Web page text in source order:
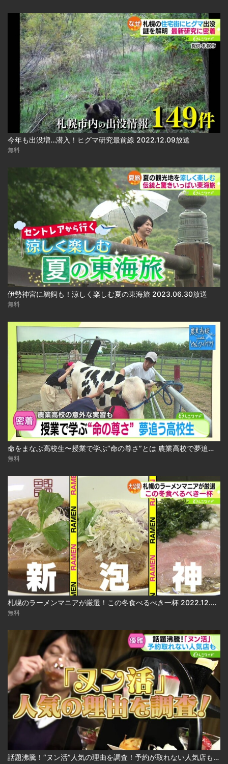
今年も出没増…潜入！ヒグマ研究最前線 2022.12.09放送
無料
伊勢神宮に鵜飼も！涼しく楽しむ夏の東海旅 2023.06.30放送
無料
命をまなぶ高校生〜授業で学ぶ“命の尊さ”とは 農業高校で夢追う生徒たち 2024.10.29放送
無料
札幌のラーメンマニアが厳選！この冬食べるべき一杯 2022.12.05放送
無料
話題沸騰！“ヌン活”人気の理由を調査！予約が取れない人気店も 2024.12.24放送